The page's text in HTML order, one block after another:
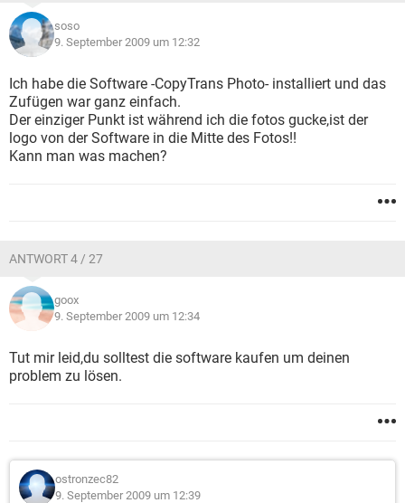
soso
9. September 2009 um 12:32
Ich habe die Software -CopyTrans Photo- installiert und das
Zufügen war ganz einfach.
Der einziger Punkt ist während ich die fotos gucke,ist der
logo von der Software in die Mitte des Fotos!!
Kann man was machen?
ANTWORT 4 / 27
goox
9. September 2009 um 12:34
Tut mir leid,du solltest die software kaufen um deinen
problem zu lösen.
ostronzec82
9. September 2009 um 12:39